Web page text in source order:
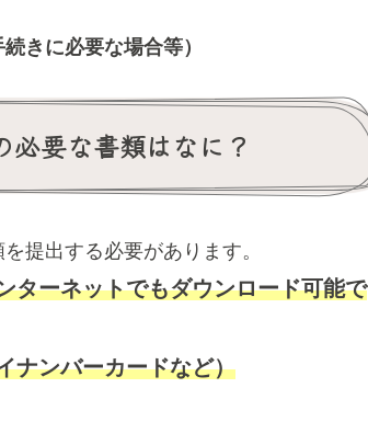
きに必要な場合等）
要な書類はなに？
提出する必要があります。
ターネットでもダウンロード可能で
ナンバーカードなど）